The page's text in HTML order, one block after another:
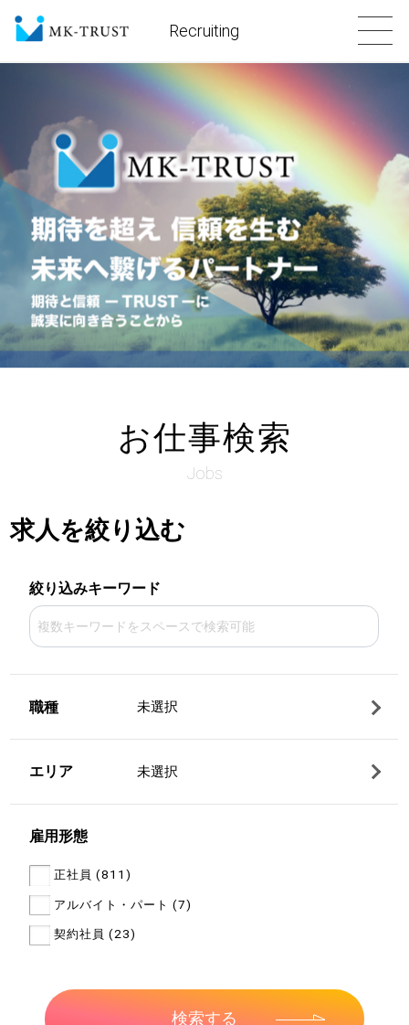
Recruiting
お仕事検索
Jobs
求人を絞り込む
絞り込みキーワード
職種 未選択
エリア 未選択
雇用形態
正社員 (811)
アルバイト・パート (7)
契約社員 (23)